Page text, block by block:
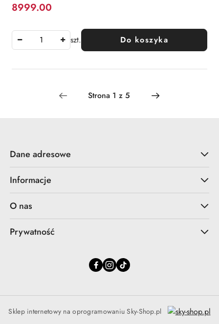
Cena:
8999.00
szt. Do koszyka
Dane adresowe
Informacje
O nas
Prywatność
Sklep internetowy na oprogramowaniu Sky-Shop.pl